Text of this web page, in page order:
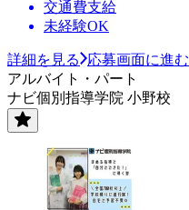
交通費支給
未経験OK
詳細を見る
応募画面に進む
アルバイト・パート
ナビ個別指導学院 小野校